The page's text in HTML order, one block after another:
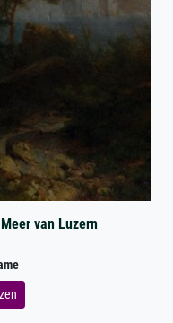
van Luzern